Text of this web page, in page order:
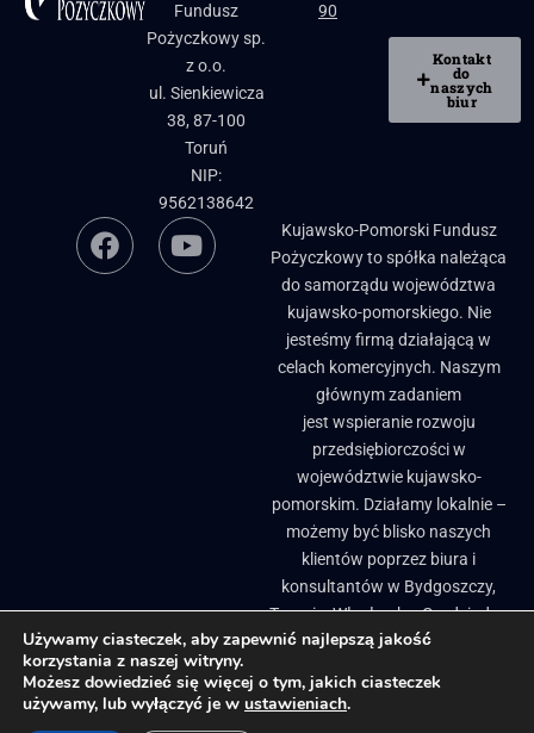
Fundusz
Pożyczkowy sp.
z o.o.
ul. Sienkiewicza
38, 87-100
Toruń
NIP:
9562138642
90
Kontakt
do
naszych
biur
Kujawsko-Pomorski Fundusz
Pożyczkowy to spółka należąca
do samorządu województwa
kujawsko-pomorskiego. Nie
jesteśmy firmą działającą w
celach komercyjnych. Naszym
głównym zadaniem
jest wspieranie rozwoju
przedsiębiorczości w
województwie kujawsko-
pomorskim. Działamy lokalnie –
możemy być blisko naszych
klientów poprzez biura i
konsultantów w Bydgoszczy,
Toruniu, Włocławku, Grudziądzu
i Brodnicy. ​
Biuletyn Informacji Publicznej
Pożyczki, granty i dotacje dla firm
Regionalne inkubatory przedsiębiorczości
Używamy ciasteczek, aby zapewnić najlepszą jakość
korzystania z naszej witryny.
Możesz dowiedzieć się więcej o tym, jakich ciasteczek
używamy, lub wyłączyć je w ustawieniach.